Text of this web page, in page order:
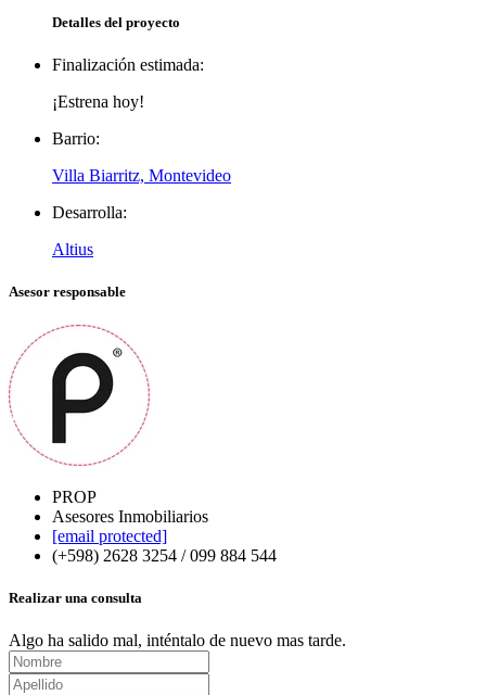
Detalles del proyecto
Finalización estimada:
¡Estrena hoy!
Barrio:
Villa Biarritz, Montevideo
Desarrolla:
Altius
Asesor responsable
PROP
Asesores Inmobiliarios
[email protected]
(+598) 2628 3254 / 099 884 544
Realizar una consulta
Algo ha salido mal, inténtalo de nuevo mas tarde.